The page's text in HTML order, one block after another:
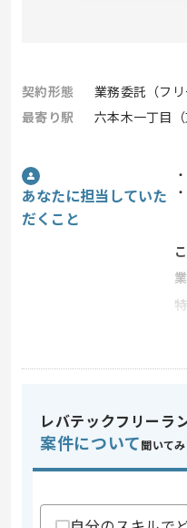
契約形態
業務委託（フリ
最寄り駅
六本木一丁目
あなたに担当していた
だくこと
レバテックフリーラ
案件について 聞いて